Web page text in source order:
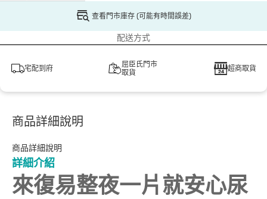
查看門市庫存 (可能有時間誤差)
配送方式
宅配到府
屈臣氏門市
取貨
超商取貨
商品詳細說明
商品詳細說明
詳細介紹
來復易整夜一片就安心尿